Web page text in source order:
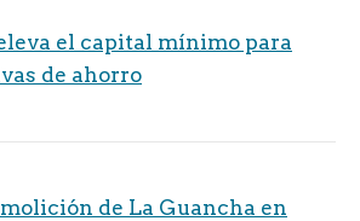
el capital mínimo para
de ahorro
de La Guancha en